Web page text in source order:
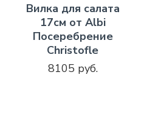
Вилка для салата
17см от Albi
Посеребрение
Christofle
8105 руб.